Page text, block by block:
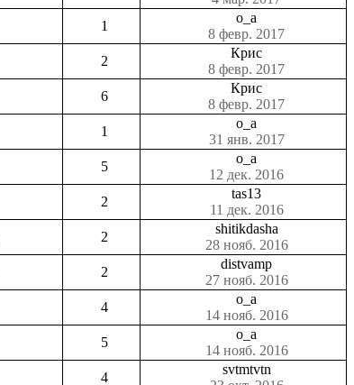
1
o_a
8 февр. 2017
2
Крис
8 февр. 2017
6
Крис
8 февр. 2017
1
o_a
31 янв. 2017
5
o_a
12 дек. 2016
2
tas13
11 дек. 2016
2
shitikdasha
28 нояб. 2016
2
distvamp
27 нояб. 2016
4
o_a
14 нояб. 2016
5
o_a
14 нояб. 2016
4
svtmtvtn